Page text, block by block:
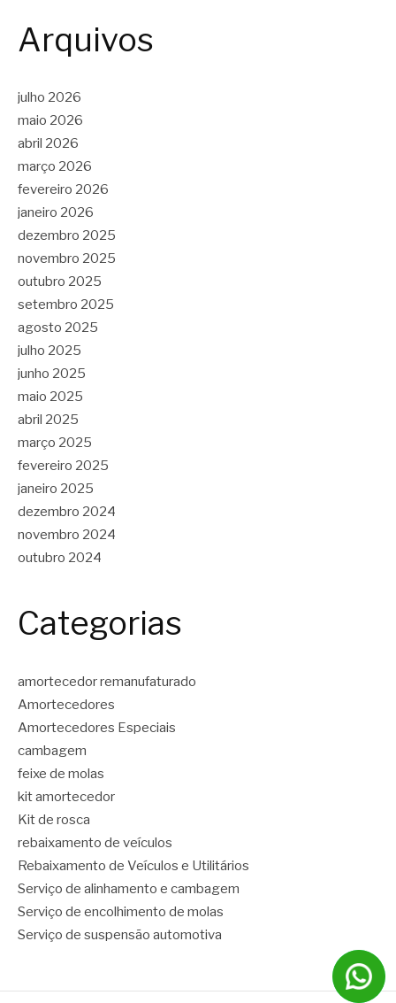
Arquivos
julho 2026
maio 2026
abril 2026
março 2026
fevereiro 2026
janeiro 2026
dezembro 2025
novembro 2025
outubro 2025
setembro 2025
agosto 2025
julho 2025
junho 2025
maio 2025
abril 2025
março 2025
fevereiro 2025
janeiro 2025
dezembro 2024
novembro 2024
outubro 2024
Categorias
amortecedor remanufaturado
Amortecedores
Amortecedores Especiais
cambagem
feixe de molas
kit amortecedor
Kit de rosca
rebaixamento de veículos
Rebaixamento de Veículos e Utilitários
Serviço de alinhamento e cambagem
Serviço de encolhimento de molas
Serviço de suspensão automotiva